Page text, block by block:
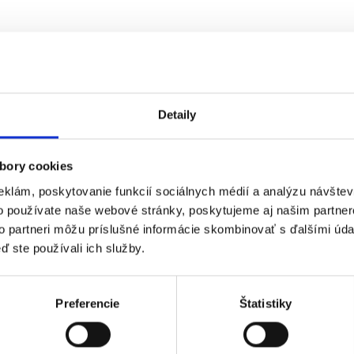
Detaily
cookies
poskytovanie funkcií sociálnych médií a analýzu
používate naše webové stránky, poskytujeme aj našim
partneri môžu príslušné informácie skombinovať s ďalšími
ste používali ich služby.
Preferencie Štatistiky